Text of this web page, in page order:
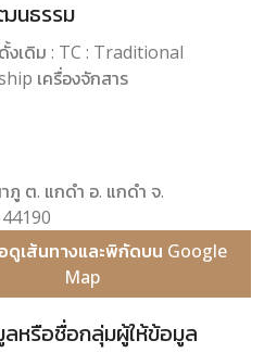
นธรรม
งเดิม : TC : Traditional
เครื่องจักสาร
ภู ต. แกดำ อ. แกดำ จ.
ดูเส้นทางและพิกัดบน Google
Map
หรือชื่อกลุ่มผู้ให้ข้อมูล